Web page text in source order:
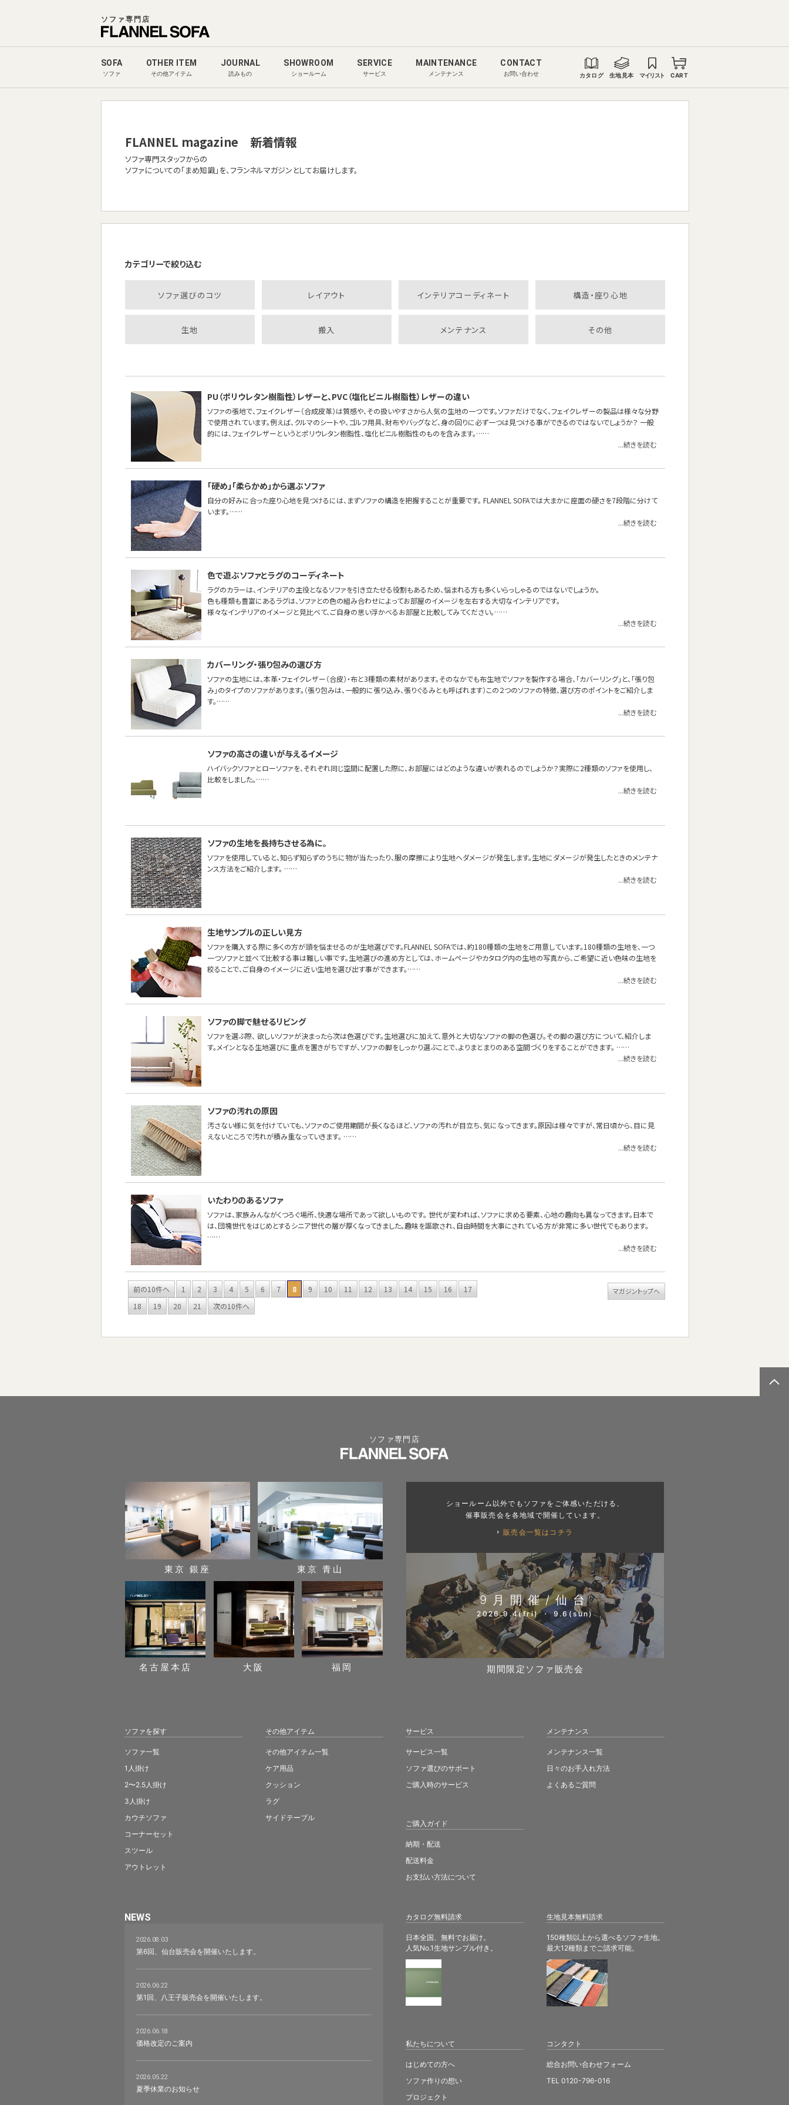
ソファ専門店
SOFA
ソファ
OTHER ITEM
その他アイテム
JOURNAL
読みもの
SHOWROOM
ショールーム
SERVICE
サービス
MAINTENANCE
メンテナンス
CONTACT
お問い合わせ カタログ 生地見本 マイリスト CART
FLANNEL magazine 新着情報
ソファ専門スタッフからの
ソファについての「まめ知識」を、フランネルマガジンとしてお届けします。
カテゴリーで絞り込む
ソファ選びのコツ レイアウト インテリアコーディネート 構造・座り心地
生地 搬入 メンテナンス その他
PU（ポリウレタン樹脂性）レザーと、PVC（塩化ビニル樹脂性）レザーの違い
ソファの張地で、フェイクレザー（合成皮革）は質感や、その扱いやすさから人気の生地の一つです。ソファだけでなく、フェイクレザーの製品は様々な分野
で使用されています。例えば、クルマのシートや、ゴルフ用具、財布やバッグなど、身の回りに必ず一つは見つける事ができるのではないでしょうか？ 一般
的には、フェイクレザーというとポリウレタン樹脂性、塩化ビニル樹脂性のものを含みます。……
...続きを読む
「硬め」「柔らかめ」から選ぶソファ
自分の好みに合った座り心地を見つけるには、まずソファの構造を把握することが重要です。 FLANNEL SOFAでは大まかに座面の硬さを7段階に分けて
います。……
...続きを読む
色で遊ぶソファとラグのコーディネート
ラグのカラーは、インテリアの主役となるソファを引き立たせる役割もあるため、悩まれる方も多くいらっしゃるのではないでしょうか。
色も種類も豊富にあるラグは、ソファとの色の組み合わせによってお部屋のイメージを左右する大切なインテリアです。
様々なインテリアのイメージと見比べて、ご自身の思い浮かべるお部屋と比較してみてください。……
...続きを読む
カバーリング・張り包みの選び方
ソファの生地には、本革・フェイクレザー（合皮）・布と3種類の素材があります。そのなかでも布生地でソファを製作する場合、「カバーリング」と、「張り包
み」のタイプのソファがあります。（張り包みは、一般的に張り込み、張りぐるみとも呼ばれます）この２つのソファの特徴、選び方のポイントをご紹介しま
す。……
...続きを読む
ソファの高さの違いが与えるイメージ
ハイバックソファとローソファを、それぞれ同じ空間に配置した際に、お部屋にはどのような違いが表れるのでしょうか？実際に2種類のソファを使用し、
比較をしました。……
...続きを読む
ソファの生地を長持ちさせる為に。
ソファを使用していると、知らず知らずのうちに物が当たったり、服の摩擦により生地へダメージが発生します。生地にダメージが発生したときのメンテナ
ンス方法をご紹介します。 ……
...続きを読む
生地サンプルの正しい見方
ソファを購入する際に多くの方が頭を悩ませるのが生地選びです。FLANNEL SOFAでは、約180種類の生地をご用意しています。180種類の生地を、一つ
一つソファと並べて比較する事は難しい事です。生地選びの進め方としては、ホームページやカタログ内の生地の写真から、ご希望に近い色味の生地を
絞ることで、ご自身のイメージに近い生地を選び出す事ができます。……
...続きを読む
ソファの脚で魅せるリビング
ソファを選ぶ際、 欲しいソファが決まったら次は色選びです。生地選びに加えて、意外と大切なソファの脚の色選び。その脚の選び方について、紹介しま
す。メインとなる生地選びに重点を置きがちですが、ソファの脚をしっかり選ぶことで、よりまとまりのある空間づくりをすることができます。 ……
...続きを読む
ソファの汚れの原因
汚さない様に気を付けていても、ソファのご使用期間が長くなるほど、ソファの汚れが目立ち、気になってきます。原因は様々ですが、常日頃から、目に見
えないところで汚れが積み重なっていきます。 ……
...続きを読む
いたわりのあるソファ
ソファは、家族みんながくつろぐ場所、快適な場所であって欲しいものです。 世代が変われば、ソファに求める要素、心地の趣向も異なってきます。日本で
は、団塊世代をはじめとするシニア世代の層が厚くなってきました。趣味を謳歌され、自由時間を大事にされている方が非常に多い世代でもあります。
……
...続きを読む
前の10件へ 1 2 3 4 5 6 7 8 9 10 11 12 13 14 15 16
17
18
19 20 21 次の10件へ
マガジントップへ
ソファ専門店
カタログ無料請求
日本全国、無料でお届け。
人気No.1生地サンプル付き。
生地見本無料請求
150種類以上から選べるソファ生地。
最大12種類までご請求可能。
東京 銀座 東京 青山
名古屋本店 大阪 福岡
ショールーム以外でもソファをご体感いただける、
催事販売会を各地域で開催しています。
販売会一覧はコチラ
9月開催/仙台
2026.9.4(fri) ・ 9.6(sun)
期間限定ソファ販売会
ソファを探す
ソファ一覧
1人掛け
2〜2.5人掛け
3人掛け
カウチソファ
コーナーセット
スツール
アウトレット
その他アイテム
その他アイテム一覧
ケア用品
クッション
ラグ
サイドテーブル
サービス
サービス一覧
ソファ選びのサポート
ご購入時のサービス
ご購入ガイド
納期・配送
配送料金
お支払い方法について
メンテナンス
メンテナンス一覧
日々のお手入れ方法
よくあるご質問
NEWS
2026.08.03
第6回、仙台販売会を開催いたします。
2026.06.22
第1回、八王子販売会を開催いたします。
2026.06.18
価格改定のご案内
2026.05.22
夏季休業のお知らせ
私たちについて
はじめての方へ
ソファ作りの想い
プロジェクト
コンタクト
総合お問い合わせフォーム
TEL 0120-796-016